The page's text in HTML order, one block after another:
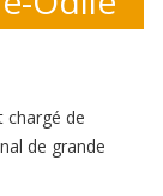
chargé de
de grande